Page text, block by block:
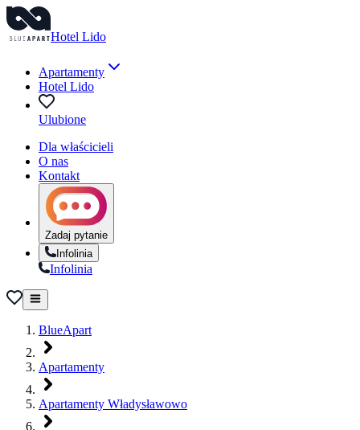
Hotel Lido
Apartamenty
Hotel Lido
Ulubione
Dla właścicieli
O nas
Kontakt
Zadaj pytanie
Infolinia
Infolinia
BlueApart
Apartamenty
Apartamenty Władysławowo